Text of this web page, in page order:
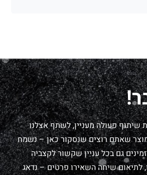
שיתוף פעולה מעניין, לשתף אצלנו
שאתם רוצים שנסקור כאן – נשמח
גם בכל עניין שקשור לקצביה
לתיאום שיחה השאירו פרטים – נדאג